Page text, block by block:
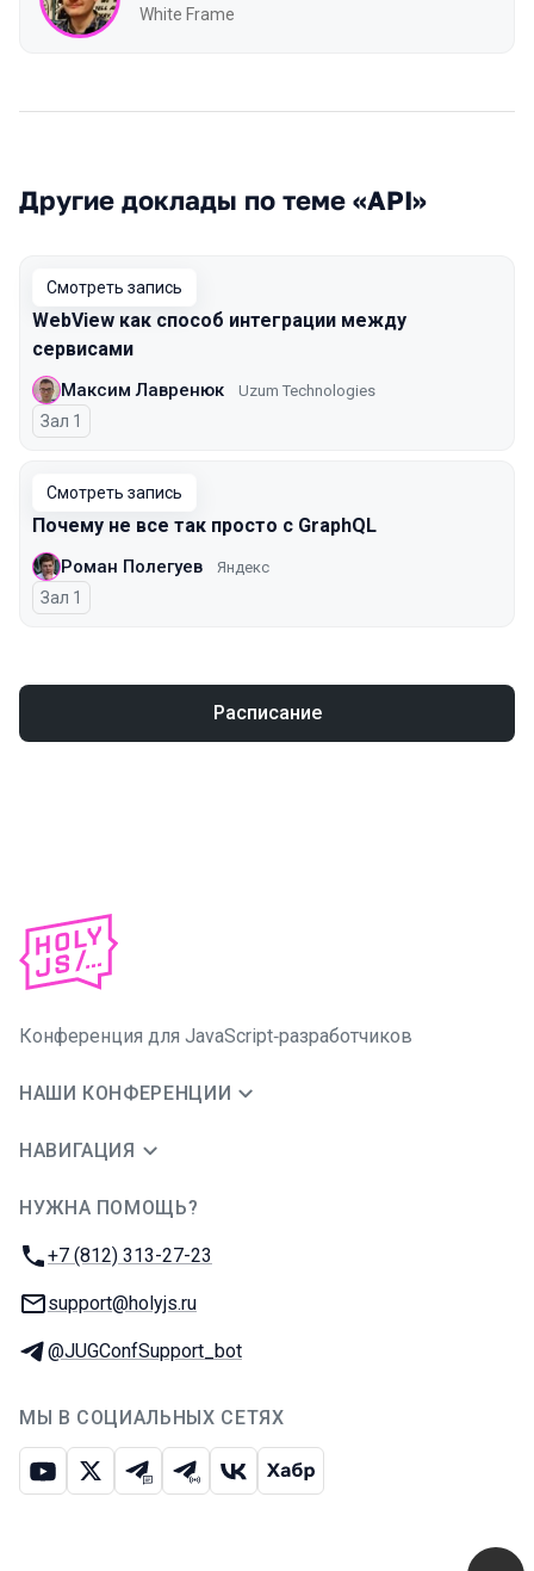
White Frame
Другие доклады по теме «API»
Смотреть запись
WebView как способ интеграции между
сервисами
Максим Лавренюк Uzum Technologies
Зал 1
Смотреть запись
Почему не все так просто с GraphQL
Роман Полегуев Яндекс
Зал 1
Расписание
Конференция для JavaScript‑разработчиков
НАШИ КОНФЕРЕНЦИИ
НАВИГАЦИЯ
НУЖНА ПОМОЩЬ?
Телефон:
+7 (812) 313-27-23
E-mail:
support@holyjs.ru
Телеграм:
@JUGConfSupport_bot
МЫ В СОЦИАЛЬНЫХ СЕТЯХ
ЮтубИкс Телеграм-чат
Телеграм-канал
ВКонтакте
Хабр